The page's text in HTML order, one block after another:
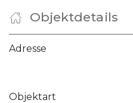
Objektdetails
Adresse
Objektart